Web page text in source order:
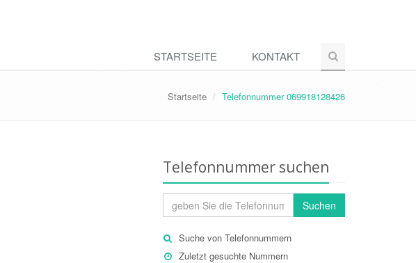
STARTSEITE KONTAKT
Startseite Telefonnummer 069918128426
Telefonnummer suchen
Suchen
Suche von Telefonnummern
Zuletzt gesuchte Nummern